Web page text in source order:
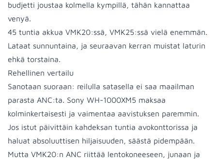
budjetti joustaa kolmella kympillä, tähän kannattaa
venyä.
45 tuntia akkua VMK20:ssä, VMK25:ssä vielä enemmän.
Lataat sunnuntaina, ja seuraavan kerran muistat laturin
ehkä torstaina.
Rehellinen vertailu
Sanotaan suoraan: reilulla satasella ei saa maailman
parasta ANC:ta. Sony WH-1000XM5 maksaa
kolminkertaisesti ja vaimentaa aavistuksen paremmin.
Jos istut päivittäin kahdeksan tuntia avokonttorissa ja
haluat absoluuttisen hiljaisuuden, säästä pidempään.
Mutta VMK20:n ANC riittää lentokoneeseen, junaan ja